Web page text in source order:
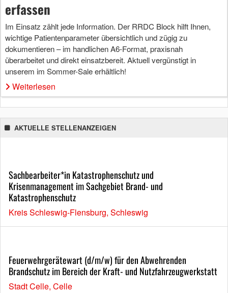
erfassen
Im Einsatz zählt jede Information. Der RRDC Block hilft Ihnen,
wichtige Patientenparameter übersichtlich und zügig zu
dokumentieren – im handlichen A6-Format, praxisnah
überarbeitet und direkt einsatzbereit. Aktuell vergünstigt in
unserem im Sommer-Sale erhältlich!
Weiterlesen
AKTUELLE STELLENANZEIGEN
Sachbearbeiter*in Katastrophenschutz und
Krisenmanagement im Sachgebiet Brand- und
Katastrophenschutz
Kreis Schleswig-Flensburg, Schleswig
Feuerwehrgerätewart (d/m/w) für den Abwehrenden
Brandschutz im Bereich der Kraft- und Nutzfahrzeugwerkstatt
Stadt Celle, Celle